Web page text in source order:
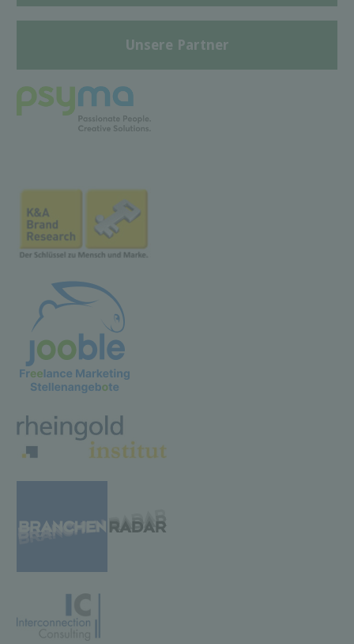
Unsere Partner